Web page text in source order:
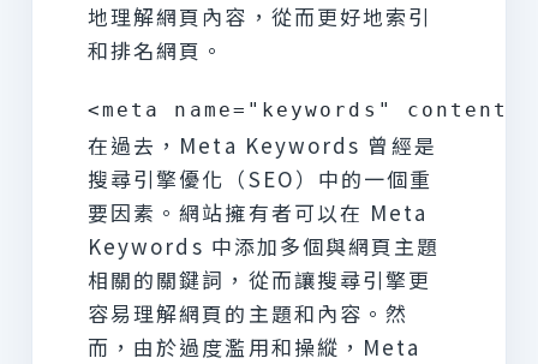
地理解網頁內容，從而更好地索引
和排名網頁。
在過去，Meta Keywords 曾經是
搜尋引擎優化（SEO）中的一個重
要因素。網站擁有者可以在 Meta
Keywords 中添加多個與網頁主題
相關的關鍵詞，從而讓搜尋引擎更
容易理解網頁的主題和內容。然
而，由於過度濫用和操縱，Meta